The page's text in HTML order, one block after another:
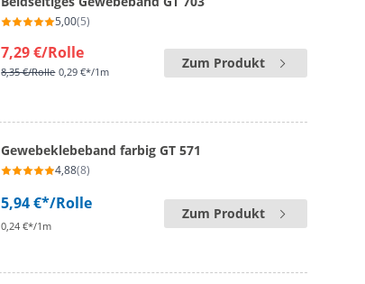
5,00(5)
7,29 €/Rolle
8,35 €/Rolle 0,29 €*/1m
Zum Produkt
Gewebeklebeband farbig GT 571
4,88(8)
5,94 €*/Rolle
0,24 €*/1m
Zum Produkt